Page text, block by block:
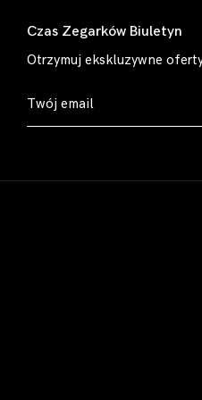
Czas Zegarków Biuletyn
Otrzymuj ekskluzywne